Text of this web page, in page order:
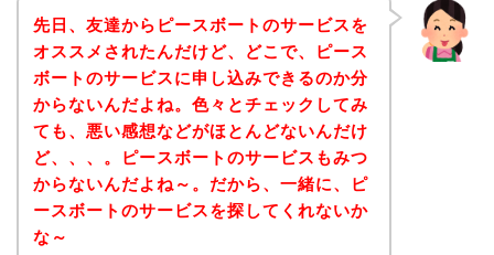
先日、友達からピースボートのサービスを
オススメされたんだけど、どこで、ピース
ボートのサービスに申し込みできるのか分
からないんだよね。色々とチェックしてみ
ても、悪い感想などがほとんどないんだけ
ど、、、。ピースボートのサービスもみつ
からないんだよね～。だから、一緒に、ピ
ースボートのサービスを探してくれないか
な～